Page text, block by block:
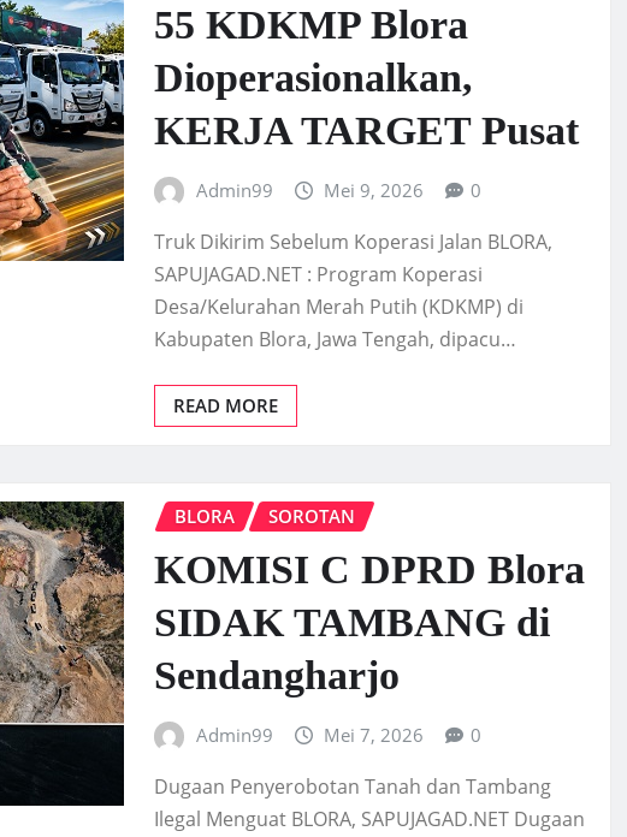
55 KDKMP Blora
Dioperasionalkan,
KERJA TARGET Pusat
Admin99 Mei 9, 2026 0
Truk Dikirim Sebelum Koperasi Jalan BLORA,
SAPUJAGAD.NET : Program Koperasi
Desa/Kelurahan Merah Putih (KDKMP) di
Kabupaten Blora, Jawa Tengah, dipacu…
READ MORE
BLORA SOROTAN
KOMISI C DPRD Blora
SIDAK TAMBANG di
Sendangharjo
Admin99 Mei 7, 2026 0
Dugaan Penyerobotan Tanah dan Tambang
Ilegal Menguat BLORA, SAPUJAGAD.NET Dugaan